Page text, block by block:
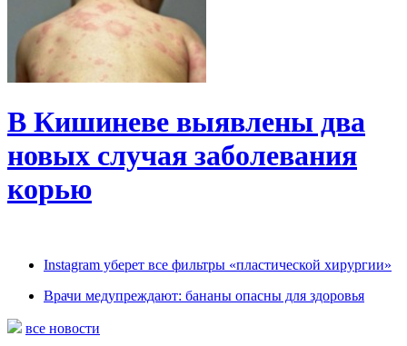
В Кишиневе выявлены два
новых случая заболевания
корью
Instagram уберет все фильтры «пластической хирургии»
Врачи медупреждают: бананы опасны для здоровья
все новости